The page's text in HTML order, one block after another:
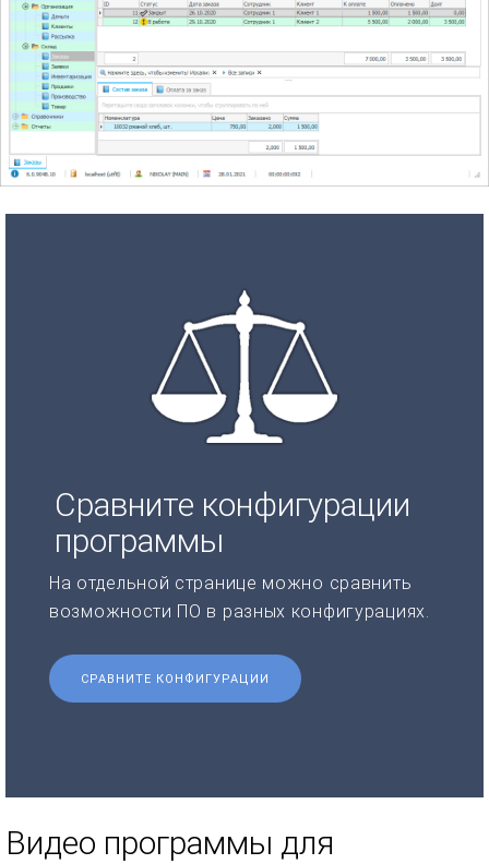
Сравните конфигурации
программы
На отдельной странице можно сравнить
возможности ПО в разных конфигурациях.
СРАВНИТЕ КОНФИГУРАЦИИ
Видео программы для